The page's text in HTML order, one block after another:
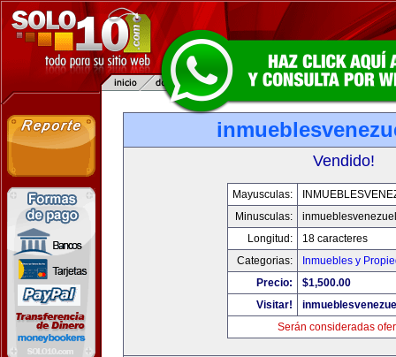
Vendido!
Mayusculas:
Minusculas:
Longitud:
18 caracteres
Categorias:
Inmuebles y
Precio:
$1,500.00
Visitar!
Serán consideradas